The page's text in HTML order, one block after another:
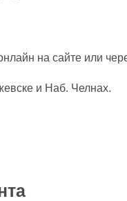
на сайте или
и Наб. Челнах.